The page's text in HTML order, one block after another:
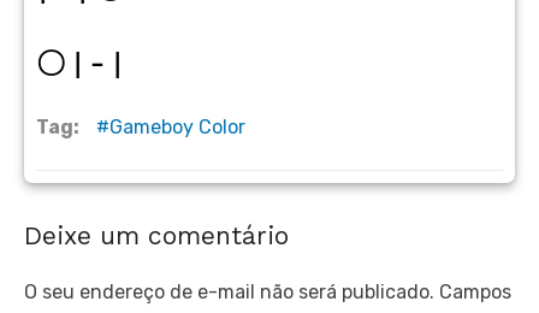
〇 | – |
Tag: Gameboy Color
Deixe um comentário
O seu endereço de e-mail não será publicado. Campos